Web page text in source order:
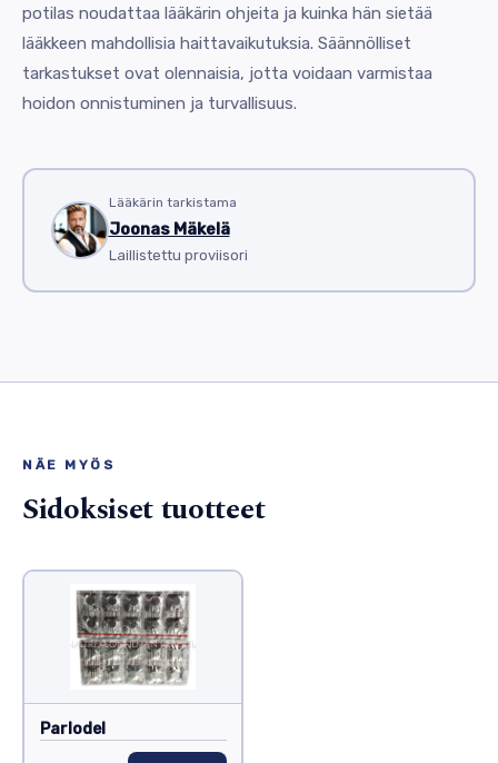
potilas noudattaa lääkärin ohjeita ja kuinka hän sietää
lääkkeen mahdollisia haittavaikutuksia. Säännölliset
tarkastukset ovat olennaisia, jotta voidaan varmistaa
hoidon onnistuminen ja turvallisuus.
Lääkärin tarkistama
Joonas Mäkelä
Laillistettu proviisori
NÄE MYÖS
Sidoksiset tuotteet
Parlodel